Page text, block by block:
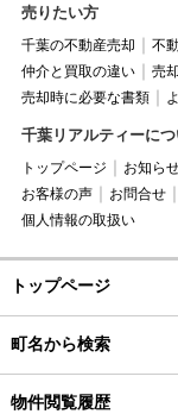
売りたい方
千葉の不動産売却 不
仲介と買取の違い
売
売却時に必要な書類
千葉リアルティーにつ
トップページ お知ら
お客様の声
お問合せ
個人情報の取扱い
トップページ
町名から検索
物件閲覧履歴